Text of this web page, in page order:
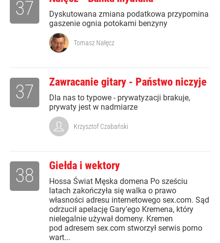
Dyskutowana zmiana podatkowa przypomina
gaszenie ognia potokami benzyny
37
Tomasz Nałęcz
Zawracanie gitary - Państwo niczyje
Dla nas to typowe - prywatyzacji brakuje,
prywaty jest w nadmiarze
37
Krzysztof Czabański
Giełda i wektory
Hossa Świat Męska domena Po sześciu
latach zakończyła się walka o prawo
własności adresu internetowego sex.com. Sąd
odrzucił apelację Gary'ego Kremena, który
nielegalnie używał domeny. Kremen
pod adresem sex.com stworzył serwis porno
wart...
38